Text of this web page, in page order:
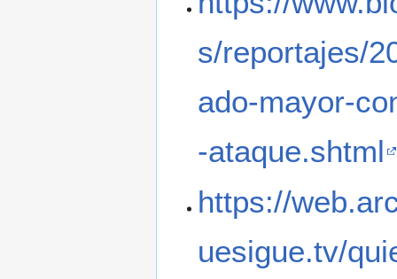
s/reportajes/
ado-mayor-
-ataque.shtml
https://
uesigue.tv/